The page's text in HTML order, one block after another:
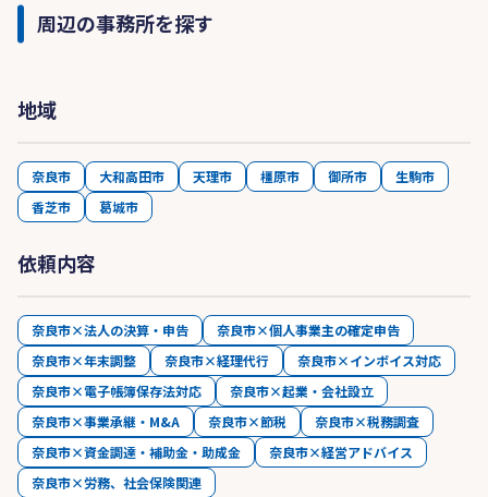
周辺の事務所を探す
地域
奈良市 大和高田市 天理市 橿原市 御所市
生駒市
香芝市
葛城市
依頼内容
奈良市×法人の決算・申告
奈良市×個人事業主の確定申告
奈良市×年末調整
奈良市×経理代行
奈良市×インボイス対応
奈良市×電子帳簿保存法対応
奈良市×起業・会社設立
奈良市×事業承継・M&A
奈良市×節税
奈良市×税務調査
奈良市×資金調達・補助金・助成金
奈良市×経営アドバイス
奈良市×労務、社会保険関連